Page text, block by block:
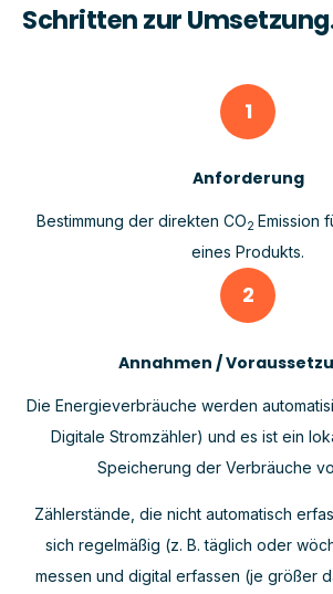
Schritten zur
1
Anforderung
Bestimmung der direkten CO2 Emission
eines Produkts.
2
Annahmen /
Die Energieverbräuche werden
Digitale Stromzähler) und es ist ein
Speicherung der Verbräuche
Zählerstände, die nicht automatisch
sich regelmäßig (z. B. täglich oder
messen und digital erfassen (je größer